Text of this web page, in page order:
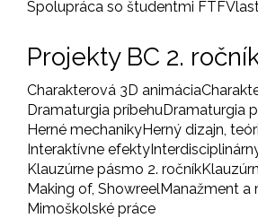
Spolupráca so študentmi FTF
Projekty BC 2.
Charakterová 3D animácia
Dramaturgia príbehuDramaturgia
Herné mechanikyHerný dizajn,
Interaktívne efekty
Klauzúrne pásmo 2. ročník
Making of, ShowreelManažment a
Mimoškolské práce